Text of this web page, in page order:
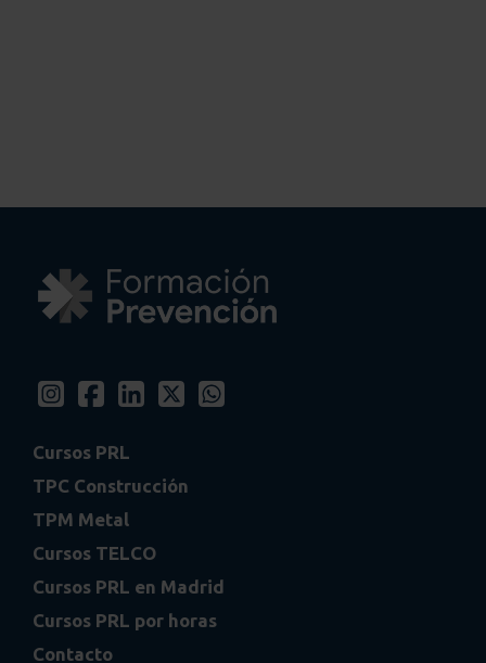
Cursos PRL
TPC Construcción
TPM Metal
Cursos TELCO
Cursos PRL en Madrid
Cursos PRL por horas
Contacto